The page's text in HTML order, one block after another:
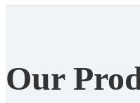
Our